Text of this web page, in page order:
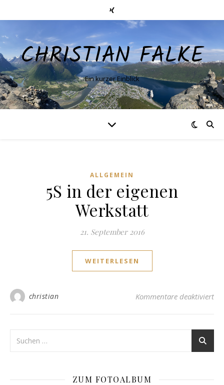
CHRISTIAN FALKE
Ein kurzer Einblick
ALLGEMEIN
5S in der eigenen
Werkstatt
21. September 2016
WEITERLESEN
christian Kommentare deaktiviertfür
ZUM FOTOALBUM